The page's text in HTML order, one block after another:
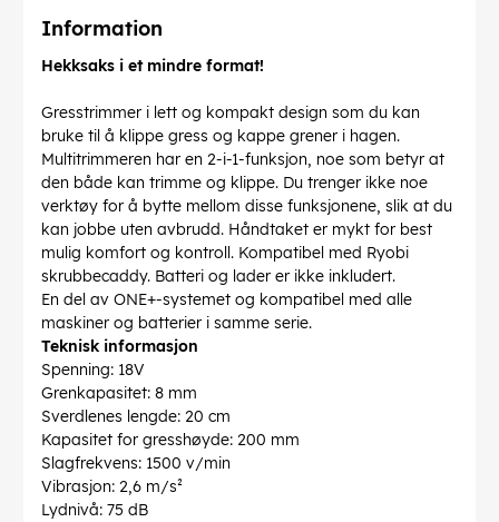
Information
Hekksaks i et mindre format!
Gresstrimmer i lett og kompakt design som du kan
bruke til å klippe gress og kappe grener i hagen.
Multitrimmeren har en 2-i-1-funksjon, noe som betyr at
den både kan trimme og klippe. Du trenger ikke noe
verktøy for å bytte mellom disse funksjonene, slik at du
kan jobbe uten avbrudd. Håndtaket er mykt for best
mulig komfort og kontroll. Kompatibel med Ryobi
skrubbecaddy. Batteri og lader er ikke inkludert.
En del av ONE+-systemet og kompatibel med alle
maskiner og batterier i samme serie.
Teknisk informasjon
Spenning: 18V
Grenkapasitet: 8 mm
Sverdlenes lengde: 20 cm
Kapasitet for gresshøyde: 200 mm
Slagfrekvens: 1500 v/min
Vibrasjon: 2,6 m/s²
Lydnivå: 75 dB